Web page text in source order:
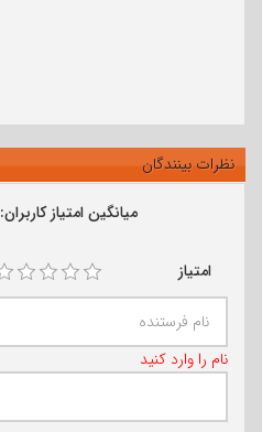
نظرات بینندگان
میانگین امتیاز کاربران: 0.0 (0 رای)
امتیاز
نام را وارد کنید